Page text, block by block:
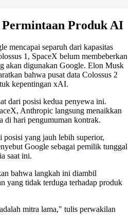
Produk AI
mencapai separuh dari kapasitas
1, SpaceX belum membeberkan
akan digunakan Google. Elon Musk
bahwa pusat data Colossus 2
kepentingan xAI.
dari posisi kedua penyewa ini.
Anthropic langsung menaikkan
di hari pengumuman kontrak.
posisi yang jauh lebih superior,
Google sebagai pemilik tunggal
saat ini.
bahwa langkah ini diambil
yang tidak terduga terhadap produk
mitra lama," tulis perwakilan